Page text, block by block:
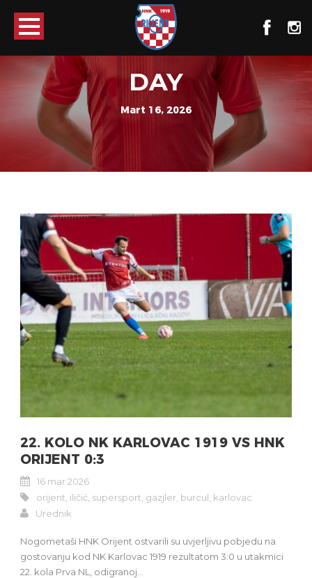
DAY
Mart 16, 2026
22. KOLO NK KARLOVAC 1919 VS HNK
ORIJENT 0:3
16 mar 2026
orijent iličić supersport gazjler burcul karlovac
Urednik
Nogometaši HNK Orijent ostvarili su uvjerljivu pobjedu na
gostovanju kod NK Karlovac 1919 rezultatom 3:0 u utakmici
22. kola Prva NL, odigranoj...